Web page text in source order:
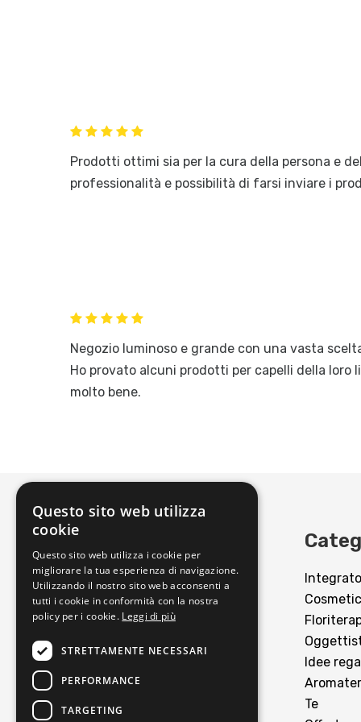
Prodotti ottimi sia per la cura della persona e
professionalità e possibilità di farsi inviare i
Negozio luminoso e grande con una vasta
Ho provato alcuni prodotti per capelli della loro
molto bene.
Erboristeria Lovato
Via Manzoni 39, Carpi (MO)
Tel:0598677567
Email:info@e-lovato.it
Idee
Te
Questo sito web utilizza
cookie
Questo sito web utilizza i cookie per
migliorare la tua esperienza di navigazione.
Utilizzando il nostro sito web acconsenti a
tutti i cookie in conformità con la nostra
policy per i cookie. Leggi di più
STRETTAMENTE NECESSARI
PERFORMANCE
TARGETING